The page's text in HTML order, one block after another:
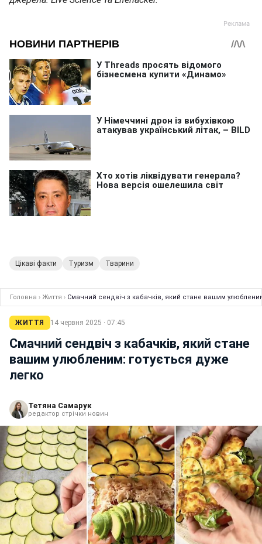
Цікаві факти Туризм Тварини
Головна › Життя › Смачний сендвіч з кабачків, який стане вашим
ЖИТТЯ 14 червня 2025 · 07:45
Смачний сендвіч з кабачків, який стане
вашим улюбленим: готується дуже
легко
Тетяна Самарук
редактор стрічки новин